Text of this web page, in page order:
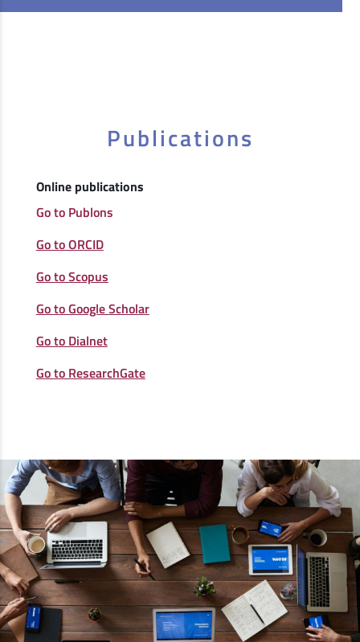
Publications
Online publications
Go to Publons
Go to ORCID
Go to Scopus
Go to Google Scholar
Go to Dialnet
Go to ResearchGate